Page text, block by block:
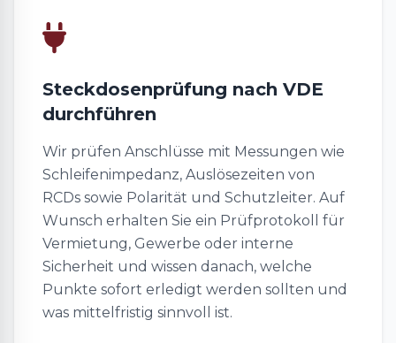
Steckdosenprüfung nach VDE
durchführen
Wir prüfen Anschlüsse mit Messungen wie
Schleifenimpedanz, Auslösezeiten von
RCDs sowie Polarität und Schutzleiter. Auf
Wunsch erhalten Sie ein Prüfprotokoll für
Vermietung, Gewerbe oder interne
Sicherheit und wissen danach, welche
Punkte sofort erledigt werden sollten und
was mittelfristig sinnvoll ist.